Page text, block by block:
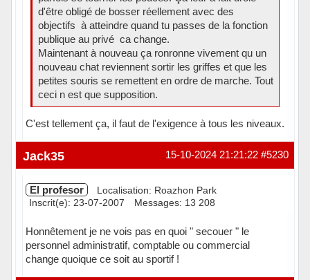
d'être obligé de bosser réellement avec des
objectifs à atteindre quand tu passes de la fonction
publique au privé ca change.
Maintenant à nouveau ça ronronne vivement qu un
nouveau chat reviennent sortir les griffes et que les
petites souris se remettent en ordre de marche. Tout
ceci n est que supposition.
C'est tellement ça, il faut de l'exigence à tous les niveaux.
Hors ligne #5230
15-10-2024 21:21:22
Jack35
El profesor
Localisation: Roazhon Park
Inscrit(e): 23-07-2007
Messages: 13 208
Honnêtement je ne vois pas en quoi " secouer " le
personnel administratif, comptable ou commercial
change quoique ce soit au sportif !